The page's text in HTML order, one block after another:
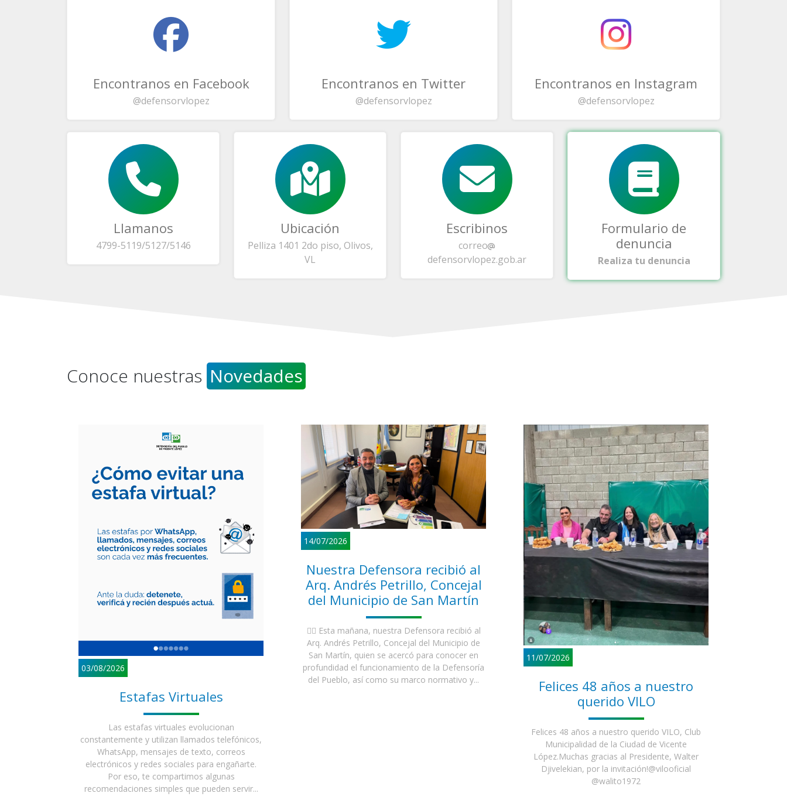
Encontranos en Facebook
@defensorvlopez
Encontranos en Twitter
@defensorvlopez
Encontranos en Instagram
@defensorvlopez
Llamanos
4799-5119/5127/5146
Ubicación
Pelliza 1401 2do piso, Olivos,
VL
Escribinos
correo
defensorvlopez.gob.ar
Formulario de
denuncia
Realiza tu denuncia
Conoce nuestras Novedades
03/08/2026
Estafas Virtuales
Las estafas virtuales evolucionan
constantemente y utilizan llamados telefónicos,
WhatsApp, mensajes de texto, correos
electrónicos y redes sociales para engañarte.
Por eso, te compartimos algunas
recomendaciones simples que pueden servir...
14/07/2026
Nuestra Defensora recibió al
Arq. Andrés Petrillo, Concejal
del Municipio de San Martín
👉🏼 Esta mañana, nuestra Defensora recibió al
Arq. Andrés Petrillo, Concejal del Municipio de
San Martín, quien se acercó para conocer en
profundidad el funcionamiento de la Defensoría
del Pueblo, así como su marco normativo y...
11/07/2026
Felices 48 años a nuestro
querido VILO
Felices 48 años a nuestro querido VILO, Club
Municipalidad de la Ciudad de Vicente
López.Muchas gracias al Presidente, Walter
Djivelekian, por la invitación!@vilooficial
@walito1972